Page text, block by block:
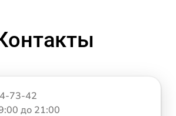
73-42
до 21:00